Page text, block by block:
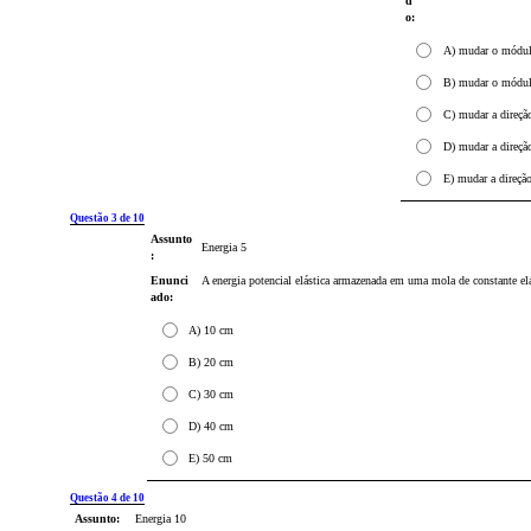
o:
A) mudar o
B) mudar o
C) mudar a
D) mudar a
E) mudar a
Questão 3 de 10
Assunto
:
Energia 5
Enunci
ado:
A energia potencial elástica armazenada em uma mola de
A) 10 cm
B) 20 cm
C) 30 cm
D) 40 cm
E) 50 cm
Questão 4 de 10
Assunto: Energia 10